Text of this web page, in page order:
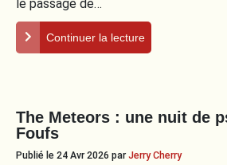
le passage de…
Continuer la lecture
The Meteors : une nuit de
Foufs
Publié le 24 Avr 2026 parJerry Cherry